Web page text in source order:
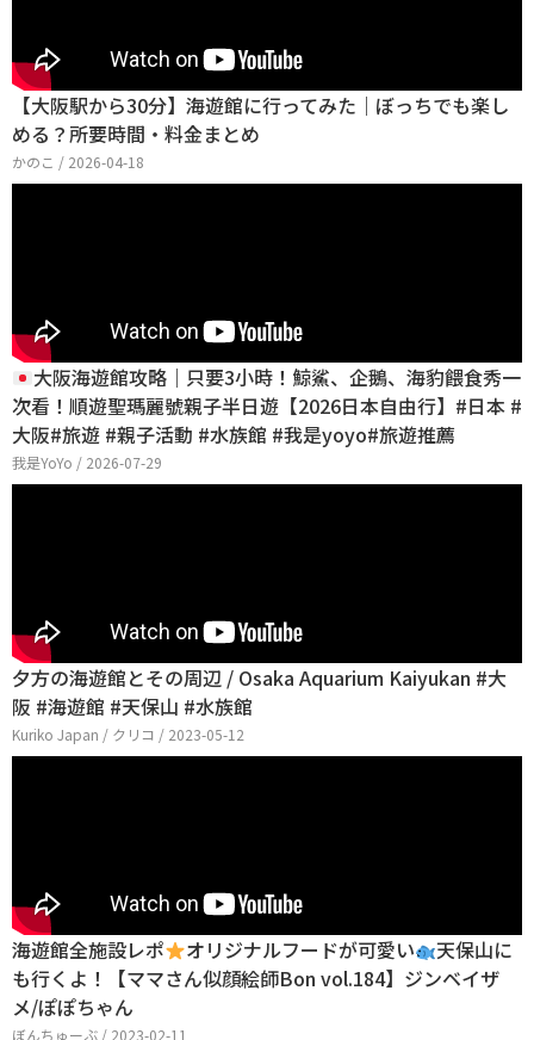
【大阪駅から30分】海遊館に行ってみた｜ぼっちでも楽し
める？所要時間・料金まとめ
かのこ / 2026-04-18
大阪海遊館攻略｜只要3小時！鯨鯊、企鵝、海豹餵食秀一
次看！順遊聖瑪麗號親子半日遊【2026日本自由行】#日本 #
大阪#旅遊 #親子活動 #水族館 #我是yoyo#旅遊推薦
我是YoYo / 2026-07-29
夕方の海遊館とその周辺 / Osaka Aquarium Kaiyukan #大
阪 #海遊館 #天保山 #水族館
Kuriko Japan / クリコ / 2023-05-12
海遊館全施設レポ オリジナルフードが可愛い
天保山に
も行くよ！【ママさん似顔絵師Bon vol.184】ジンベイザ
メ/ぽぽちゃん
ぼんちゅーぶ / 2023-02-11